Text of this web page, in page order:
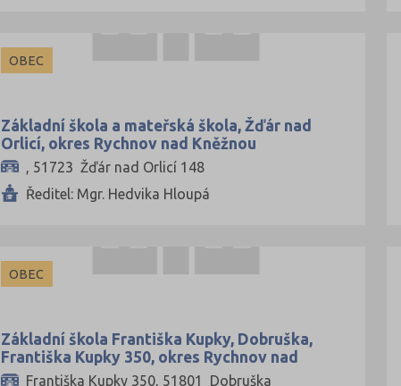
OBEC
Základní škola a mateřská škola, Žďár nad
Orlicí, okres Rychnov nad Kněžnou
, 51723 Žďár nad Orlicí 148
Ředitel: Mgr. Hedvika Hloupá
OBEC
Základní škola Františka Kupky, Dobruška,
Františka Kupky 350, okres Rychnov nad
Kněžnou
Františka Kupky 350, 51801 Dobruška